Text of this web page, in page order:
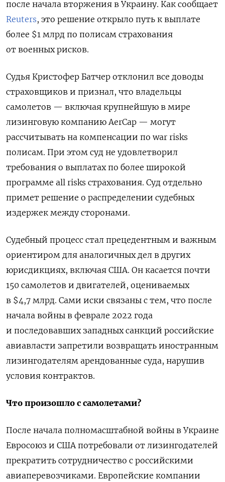
после начала вторжения в Украину. Как сообщает
Reuters, это решение открыло путь к выплате
более $1 млрд по полисам страхования
от военных рисков.
Судья Кристофер Батчер отклонил все доводы
страховщиков и признал, что владельцы
самолетов — включая крупнейшую в мире
лизинговую компанию AerCap — могут
рассчитывать на компенсации по war risks
полисам. При этом суд не удовлетворил
требования о выплатах по более широкой
программе all risks страхования. Суд отдельно
примет решение о распределении судебных
издержек между сторонами.
Судебный процесс стал прецедентным и важным
ориентиром для аналогичных дел в других
юрисдикциях, включая США. Он касается почти
150 самолетов и двигателей, оцениваемых
в $4,7 млрд. Сами иски связаны с тем, что после
начала войны в феврале 2022 года
и последовавших западных санкций российские
авиавласти запретили возвращать иностранным
лизингодателям арендованные суда, нарушив
условия контрактов.
Что произошло с самолетами?
После начала полномасштабной войны в Украине
Евросоюз и США потребовали от лизингодателей
прекратить сотрудничество с российскими
авиаперевозчиками. Европейские компании